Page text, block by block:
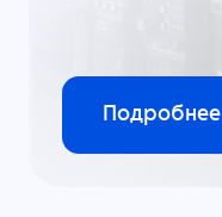
Подробнее